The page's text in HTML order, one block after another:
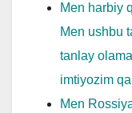
Men harbiy
Men ushbu
tanlay
imtiyozim
Men